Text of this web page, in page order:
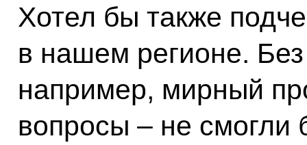
Хотел бы также
в нашем регионе.
например, мирный
вопросы – не смогли